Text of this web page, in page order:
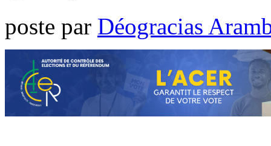
poste par Déogracias